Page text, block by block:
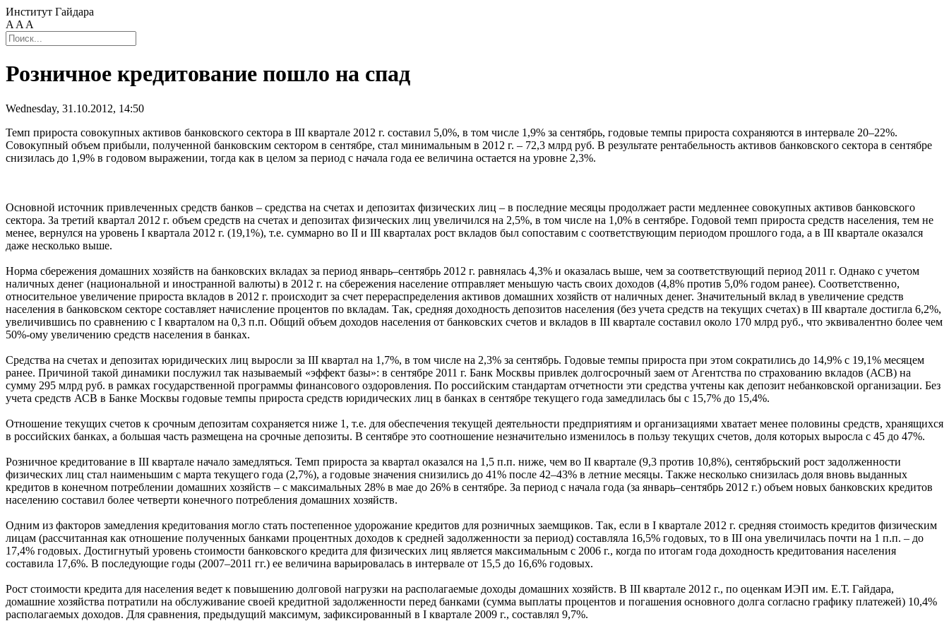
Институт Гайдара
A A A
Розничное кредитование пошло на спад
Wednesday, 31.10.2012, 14:50
Темп прироста совокупных активов банковского сектора в III квартале 2012 г. составил 5,0%, в том числе 1,9% за сентябрь, годовые темпы прироста сохраняются в интервале 20–22%.
Совокупный объем прибыли, полученной банковским сектором в сентябре, стал минимальным в 2012 г. – 72,3 млрд руб. В результате рентабельность активов банковского сектора в сентябре
снизилась до 1,9% в годовом выражении, тогда как в целом за период с начала года ее величина остается на уровне 2,3%.
Основной источник привлеченных средств банков – средства на счетах и депозитах физических лиц – в последние месяцы продолжает расти медленнее совокупных активов банковского
сектора. За третий квартал 2012 г. объем средств на счетах и депозитах физических лиц увеличился на 2,5%, в том числе на 1,0% в сентябре. Годовой темп прироста средств населения, тем не
менее, вернулся на уровень I квартала 2012 г. (19,1%), т.е. суммарно во II и III кварталах рост вкладов был сопоставим с соответствующим периодом прошлого года, а в III квартале оказался
даже несколько выше.
Норма сбережения домашних хозяйств на банковских вкладах за период январь–сентябрь 2012 г. равнялась 4,3% и оказалась выше, чем за соответствующий период 2011 г. Однако с учетом
наличных денег (национальной и иностранной валюты) в 2012 г. на сбережения население отправляет меньшую часть своих доходов (4,8% против 5,0% годом ранее). Соответственно,
относительное увеличение прироста вкладов в 2012 г. происходит за счет перераспределения активов домашних хозяйств от наличных денег. Значительный вклад в увеличение средств
населения в банковском секторе составляет начисление процентов по вкладам. Так, средняя доходность депозитов населения (без учета средств на текущих счетах) в III квартале достигла 6,2%,
увеличившись по сравнению с I кварталом на 0,3 п.п. Общий объем доходов населения от банковских счетов и вкладов в III квартале составил около 170 млрд руб., что эквивалентно более чем
50%-ому увеличению средств населения в банках.
Средства на счетах и депозитах юридических лиц выросли за III квартал на 1,7%, в том числе на 2,3% за сентябрь. Годовые темпы прироста при этом сократились до 14,9% с 19,1% месяцем
ранее. Причиной такой динамики послужил так называемый «эффект базы»: в сентябре 2011 г. Банк Москвы привлек долгосрочный заем от Агентства по страхованию вкладов (АСВ) на
сумму 295 млрд руб. в рамках государственной программы финансового оздоровления. По российским стандартам отчетности эти средства учтены как депозит небанковской организации. Без
учета средств АСВ в Банке Москвы годовые темпы прироста средств юридических лиц в банках в сентябре текущего года замедлилась бы с 15,7% до 15,4%.
Отношение текущих счетов к срочным депозитам сохраняется ниже 1, т.е. для обеспечения текущей деятельности предприятиям и организациями хватает менее половины средств, хранящихся
в российских банках, а большая часть размещена на срочные депозиты. В сентябре это соотношение незначительно изменилось в пользу текущих счетов, доля которых выросла с 45 до 47%.
Розничное кредитование в III квартале начало замедляться. Темп прироста за квартал оказался на 1,5 п.п. ниже, чем во II квартале (9,3 против 10,8%), сентябрьский рост задолженности
физических лиц стал наименьшим с марта текущего года (2,7%), а годовые значения снизились до 41% после 42–43% в летние месяцы. Также несколько снизилась доля вновь выданных
кредитов в конечном потреблении домашних хозяйств – с максимальных 28% в мае до 26% в сентябре. За период с начала года (за январь–сентябрь 2012 г.) объем новых банковских кредитов
населению составил более четверти конечного потребления домашних хозяйств.
Одним из факторов замедления кредитования могло стать постепенное удорожание кредитов для розничных заемщиков. Так, если в I квартале 2012 г. средняя стоимость кредитов физическим
лицам (рассчитанная как отношение полученных банками процентных доходов к средней задолженности за период) составляла 16,5% годовых, то в III она увеличилась почти на 1 п.п. – до
17,4% годовых. Достигнутый уровень стоимости банковского кредита для физических лиц является максимальным с 2006 г., когда по итогам года доходность кредитования населения
составила 17,6%. В последующие годы (2007–2011 гг.) ее величина варьировалась в интервале от 15,5 до 16,6% годовых.
Рост стоимости кредита для населения ведет к повышению долговой нагрузки на располагаемые доходы домашних хозяйств. В III квартале 2012 г., по оценкам ИЭП им. Е.Т. Гайдара,
домашние хозяйства потратили на обслуживание своей кредитной задолженности перед банками (сумма выплаты процентов и погашения основного долга согласно графику платежей) 10,4%
располагаемых доходов. Для сравнения, предыдущий максимум, зафиксированный в I квартале 2009 г., составлял 9,7%.